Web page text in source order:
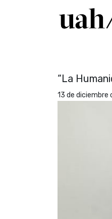
“La
13 de diciembre